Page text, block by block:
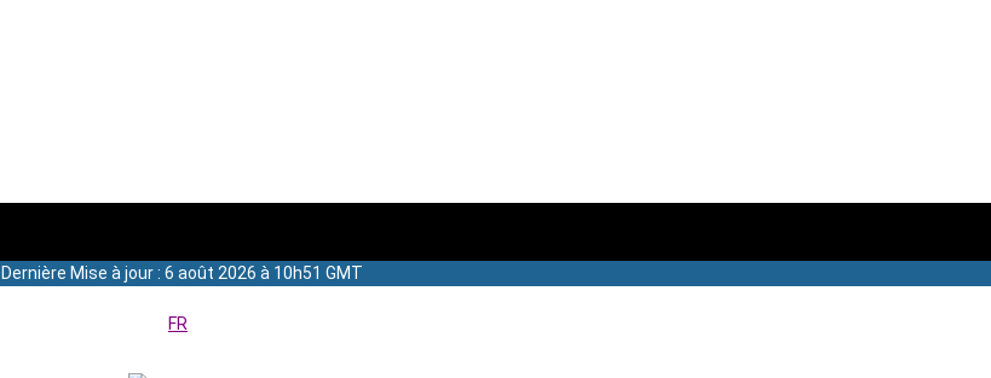
Dernière Mise à jour : 6 août 2026 à 10h51 GMT
FR